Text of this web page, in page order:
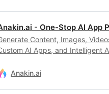
- One-Stop AI App
Content, Images,
AI Apps, and Intelligent
Anakin.ai